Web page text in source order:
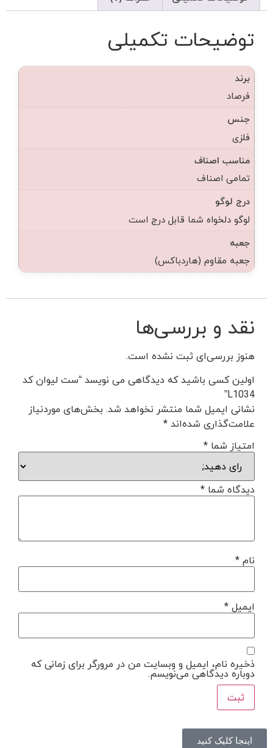
توضیحات تکمیلی
برند
فرصاد
جنس
فلزی
مناسب اصناف
تمامی اصناف
درج لوگو
لوگو دلخواه شما قابل درج است
جعبه
جعبه مقاوم (هاردباکس)
نقد و بررسی‌ها
هنوز بررسی‌ای ثبت نشده است.
اولین کسی باشید که دیدگاهی می نویسد “ست لیوان کد
L1034”
نشانی ایمیل شما منتشر نخواهد شد. بخش‌های موردنیاز
علامت‌گذاری شده‌اند*
امتیاز شما *
دیدگاه شما *
نام*
ایمیل*
ذخیره نام، ایمیل و وبسایت من در مرورگر برای زمانی که
دوباره دیدگاهی می‌نویسم.
اینجا کلیک کنید